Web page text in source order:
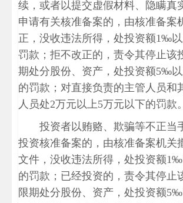
续，或者以提交虚假材料、隐瞒真
申请有关核准备案的，由核准备案
正，没收违法所得，处投资额1‰
罚款；拒不改正的，责令其停止该
期处分股份、资产，处投资额5‰
的罚款；对直接负责的主管人员和
人员处2万元以上5万元以下的罚款。
投资者以贿赂、欺骗等不正当
投资核准备案的，由核准备案机关
文件，没收违法所得，处投资额
的罚款；已经投资的，责令其停止
限期处分股份、资产，处投资额